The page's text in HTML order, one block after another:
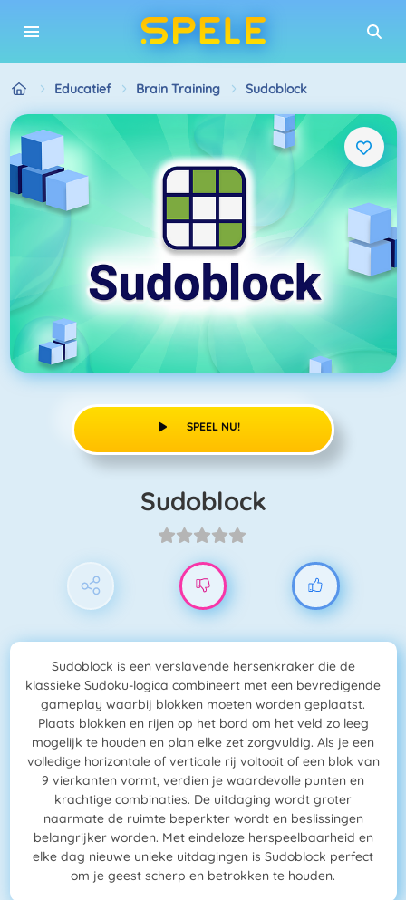
Educatief Brain Training Sudoblock
SPEEL NU!
Sudoblock
Sudoblock is een verslavende hersenkraker die de
klassieke Sudoku-logica combineert met een bevredigende
gameplay waarbij blokken moeten worden geplaatst.
Plaats blokken en rijen op het bord om het veld zo leeg
mogelijk te houden en plan elke zet zorgvuldig. Als je een
volledige horizontale of verticale rij voltooit of een blok van
9 vierkanten vormt, verdien je waardevolle punten en
krachtige combinaties. De uitdaging wordt groter
naarmate de ruimte beperkter wordt en beslissingen
belangrijker worden. Met eindeloze herspeelbaarheid en
elke dag nieuwe unieke uitdagingen is Sudoblock perfect
om je geest scherp en betrokken te houden.